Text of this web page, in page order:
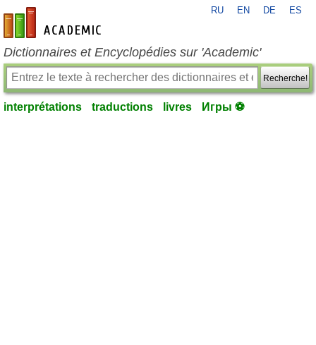
fr-academic.com
RU EN DE ES
Dictionnaires et Encyclopédies sur 'Academic'
Recherche!
interprétations traductions livres Игры ⚽